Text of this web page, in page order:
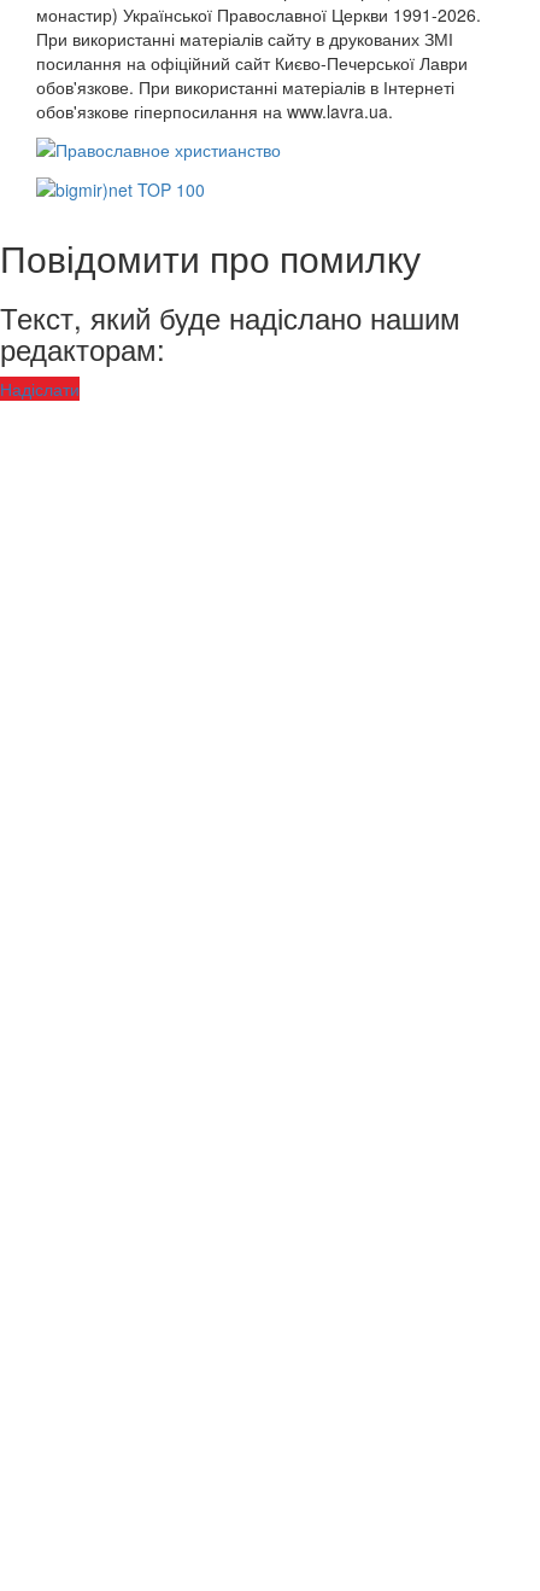
монастир) Української Православної Церкви 1991-2026.
При використанні матеріалів сайту в друкованих ЗМІ
посилання на офіційний сайт Києво-Печерської Лаври
обов'язкове. При використанні матеріалів в Інтернеті
обов'язкове гіперпосилання на www.lavra.ua.
Повідомити про помилку
Текст, який буде надіслано нашим
редакторам:
Надіслати